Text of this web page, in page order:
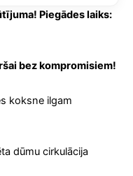
Piegādes laiks:
bez kompromisiem!
koksne ilgam
dūmu cirkulācija